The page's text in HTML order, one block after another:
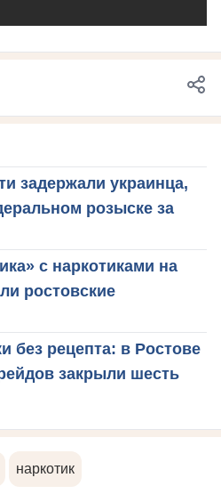
задержали украинца,
розыске за
с наркотиками на
ростовские
без рецепта: в Ростове
закрыли шесть
наркотик